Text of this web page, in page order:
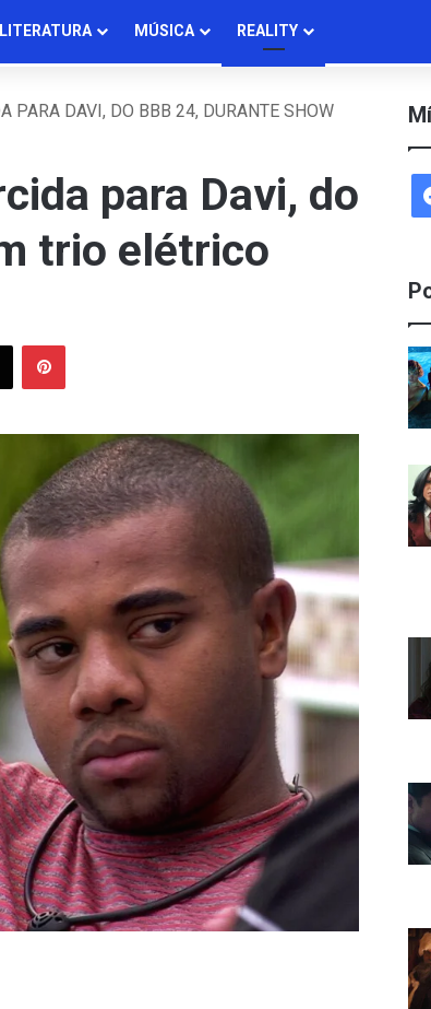
LITERATURA MÚSICA REALITY
PARA DAVI, DO BBB 24, DURANTE SHOW
para Davi, do
trio elétrico
X Pinterest